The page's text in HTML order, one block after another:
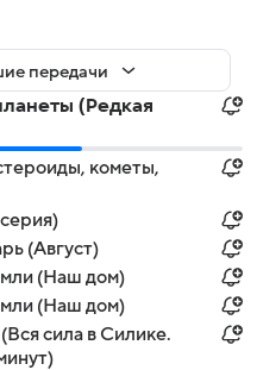
передачи
(Редкая
кометы,
(Август)
(Наш дом)
(Наш дом)
сила в Силике.